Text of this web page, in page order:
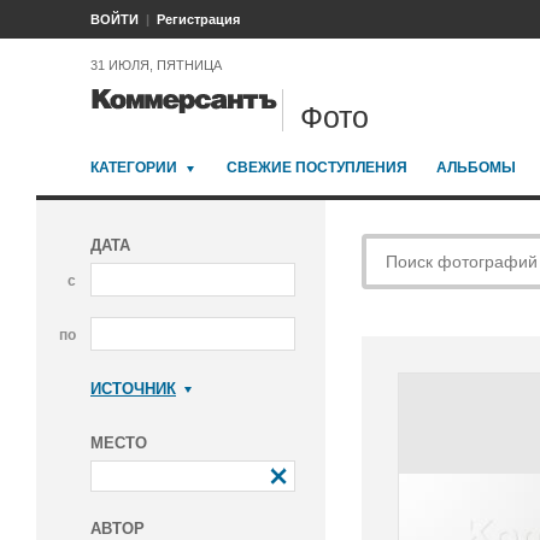
ВОЙТИ Регистрация
31 ИЮЛЯ, ПЯТНИЦА
Фото
КАТЕГОРИИ СВЕЖИЕ ПОСТУПЛЕНИЯ АЛЬБОМЫ
ДАТА
с
по
ИСТОЧНИК
МЕСТО
АВТОР